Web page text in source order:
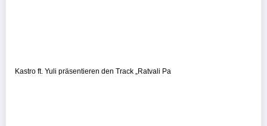
Kastro ft. Yuli präsentieren den Track „Ratvali Pa